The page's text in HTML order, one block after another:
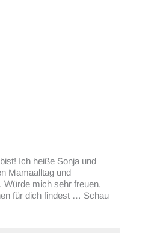
Ich heiße Sonja und
Mamaalltag und
Würde mich sehr freuen,
für dich findest … Schau